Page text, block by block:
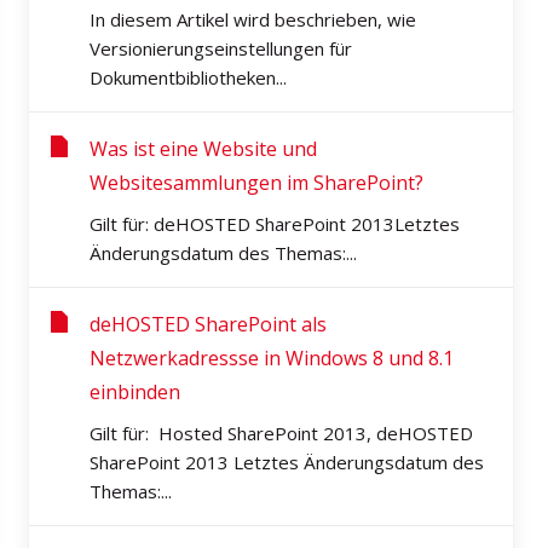
In diesem Artikel wird beschrieben, wie
Versionierungseinstellungen für
Dokumentbibliotheken...
Was ist eine Website und
Websitesammlungen im SharePoint?
Gilt für: deHOSTED SharePoint 2013Letztes
Änderungsdatum des Themas:...
deHOSTED SharePoint als
Netzwerkadressse in Windows 8 und 8.1
einbinden
Gilt für: Hosted SharePoint 2013, deHOSTED
SharePoint 2013 Letztes Änderungsdatum des
Themas:...